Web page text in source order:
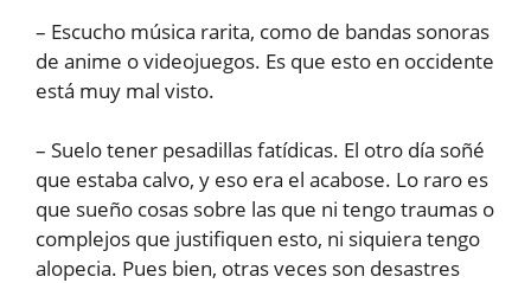
– Escucho música rarita, como de bandas sonoras
de anime o videojuegos. Es que esto en occidente
está muy mal visto.
– Suelo tener pesadillas fatídicas. El otro día soñé
que estaba calvo, y eso era el acabose. Lo raro es
que sueño cosas sobre las que ni tengo traumas o
complejos que justifiquen esto, ni siquiera tengo
alopecia. Pues bien, otras veces son desastres